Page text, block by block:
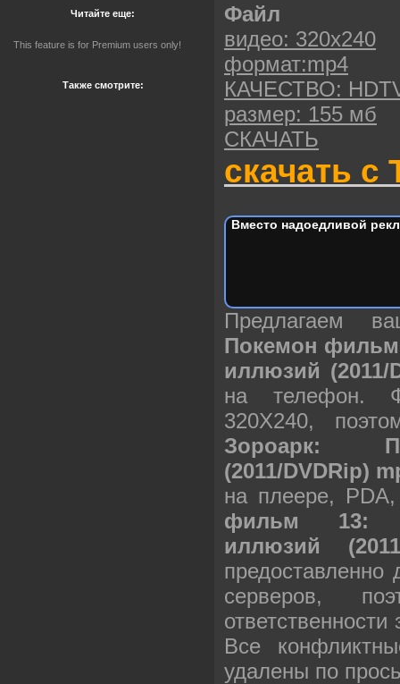
Читайте еще:
This feature is for Premium users only!
Также смотрите:
Файл
видео: 320х240
формат:mp4
КАЧЕСТВО:
размер: 155 мб
СКАЧАТЬ
скачать с
Вместо надоедливой
Предлагаем
Покемон фильм
иллюзий (2011/
на телефон.
320X240,
Зороарк:
(2011/DVDRip)
на плеере,
фильм 13:
иллюзий
серверов,
Все
удалены по